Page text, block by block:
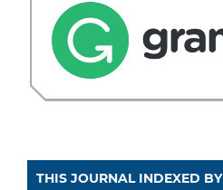
THIS JOURNAL INDEXED BY